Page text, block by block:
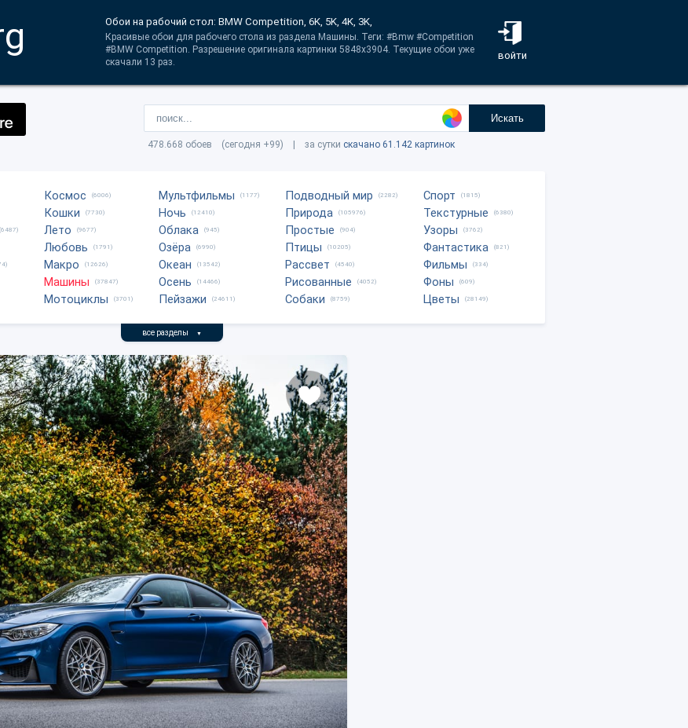
войти
Обои на рабочий стол: BMW Competition, 6K, 5K, 4K, 3K,
Красивые обои для рабочего стола из раздела Машины. Теги: #Bmw #Competition
#BMW Competition. Разрешение оригинала картинки 5848x3904. Текущие обои уже
скачали 13 раз.
Искать
478.668 обоев (сегодня +99) | за сутки скачано 61.142 картинок
(6487)
Космос (6006)
Кошки (7730)
Лето (9677)
Любовь (1791)
Макро (12626)
Машины (37847)
Мотоциклы (3701)
Мультфильмы (1177)
Ночь (12410)
Облака (945)
Озёра (6990)
Океан (13542)
Осень (14466)
Пейзажи (24611)
Подводный мир (2282)
Природа (105976)
Простые (904)
Птицы (10205)
Рассвет (4540)
Рисованные (4052)
Собаки (8759)
Спорт (1815)
Текстурные (6380)
Узоры (3762)
Фантастика (821)
Фильмы (334)
Фоны (609)
Цветы (28149)
все разделы ▼